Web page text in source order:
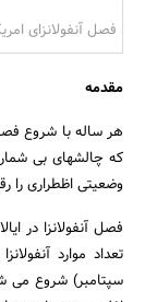
فصل آنفولانزای
مقدمه
هر ساله با شروع
که چالشهای بی
وضعیتی اظطراری را
فصل آنفولانزا در
تعداد موارد
سپتامبر) شروع می